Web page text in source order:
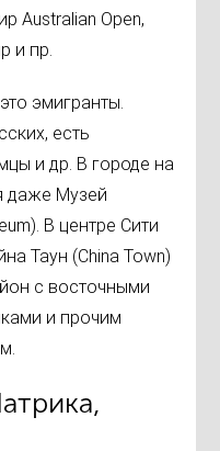
Australian Open,
и пр.
эмигранты.
есть
и др. В городе на
даже Музей
В центре Сити
Таун (China Town)
с восточными
и прочим